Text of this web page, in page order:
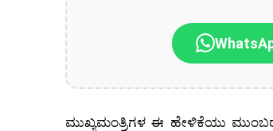
ಮುಖ್ಯಮಂತ್ರಿಗಳ ಈ ಹೇಳಿಕೆಯು